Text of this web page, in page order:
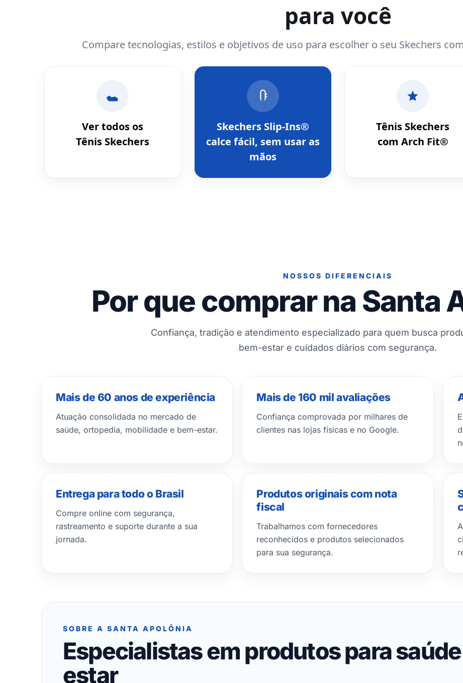
para você
Compare tecnologias, estilos e objetivos de uso para escolher o seu Skechers
Ver todos os
Tênis Skechers
Skechers Slip-Ins®
calce fácil, sem usar as
mãos
Tênis Skechers
com Arch Fit®
NOSSOS DIFERENCIAIS
Por que comprar na Santa
Confiança, tradição e atendimento especializado para quem busca
bem-estar e cuidados diários com segurança.
Mais de 60 anos de experiência
Atuação consolidada no mercado de
saúde, ortopedia, mobilidade e bem-estar.
Mais de 160 mil avaliações
Confiança comprovada por milhares de
clientes nas lojas físicas e no Google.
Entrega para todo o Brasil
Compre online com segurança,
rastreamento e suporte durante a sua
jornada.
Produtos originais com nota
fiscal
Trabalhamos com fornecedores
reconhecidos e produtos selecionados
para sua segurança.
SOBRE A SANTA APOLÔNIA
Especialistas em produtos para
estar